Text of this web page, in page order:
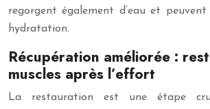
regorgent également d’eau et
hydratation.
Récupération améliorée :
muscles après l’effort
La restauration est une étape